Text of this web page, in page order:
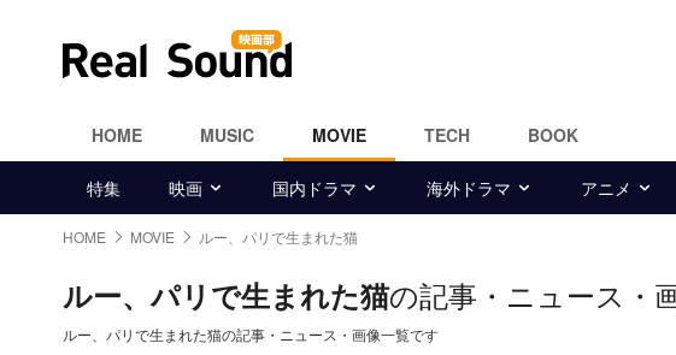
HOME MUSIC MOVIE TECH BOOK
特集 映画 国内ドラマ 海外ドラマ アニメ
HOME MOVIE ルー、パリで生まれた猫
ルー、パリで生まれた猫の記事・ニュース・
ルー、パリで生まれた猫の記事・ニュース・画像一覧です